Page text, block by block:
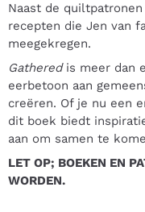
Naast de
recepten die Jen van
meegekregen.
Gatheredis meer dan
eerbetoon aan
creëren. Of je nu een
dit boek biedt
aan om samen te
LET OP; BOEKEN EN
WORDEN.